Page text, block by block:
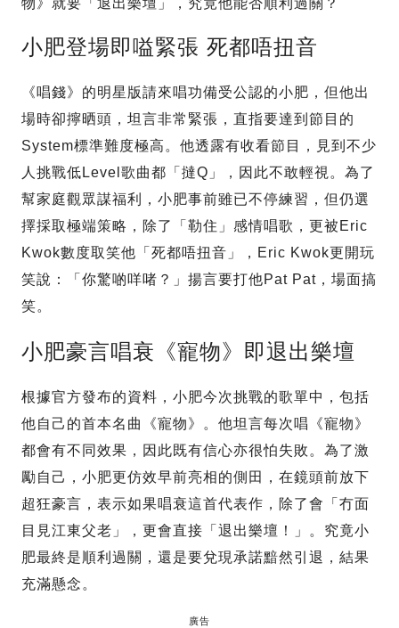
小肥登場即嗌緊張 死都唔扭音
《唱錢》的明星版請來唱功備受公認的小肥，但他出
場時卻擰晒頭，坦言非常緊張，直指要達到節目的
System標準難度極高。他透露有收看節目，見到不少
人挑戰低Level歌曲都「撻Q」，因此不敢輕視。為了
幫家庭觀眾謀福利，小肥事前雖已不停練習，但仍選
擇採取極端策略，除了「勒住」感情唱歌，更被Eric
Kwok數度取笑他「死都唔扭音」，Eric Kwok更開玩
笑說：「你驚啲咩啫？」揚言要打他Pat Pat，場面搞
笑。
小肥豪言唱衰《寵物》即退出樂壇
根據官方發布的資料，小肥今次挑戰的歌單中，包括
他自己的首本名曲《寵物》。他坦言每次唱《寵物》
都會有不同效果，因此既有信心亦很怕失敗。為了激
勵自己，小肥更仿效早前亮相的側田，在鏡頭前放下
超狂豪言，表示如果唱衰這首代表作，除了會「冇面
目見江東父老」，更會直接「退出樂壇！」。究竟小
肥最終是順利過關，還是要兌現承諾黯然引退，結果
充滿懸念。
廣告